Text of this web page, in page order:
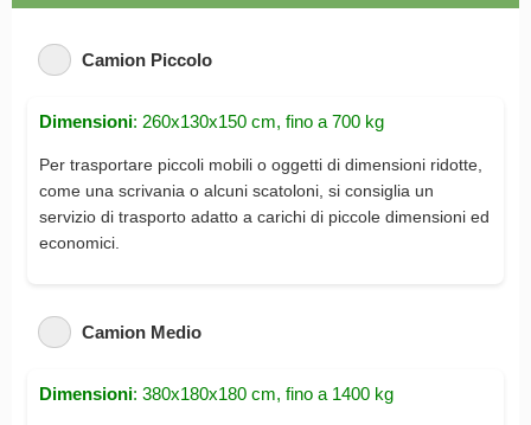
Camion Piccolo
Dimensioni: 260x130x150 cm, fino a 700 kg
Per trasportare piccoli mobili o oggetti di dimensioni ridotte,
come una scrivania o alcuni scatoloni, si consiglia un
servizio di trasporto adatto a carichi di piccole dimensioni ed
economici.
Camion Medio
Dimensioni: 380x180x180 cm, fino a 1400 kg